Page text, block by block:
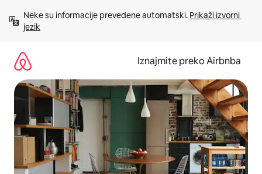
sadržaj
Neke su informacije prevedene automatski. Prikaži izvorni
jezik
Iznajmite preko Airbnba